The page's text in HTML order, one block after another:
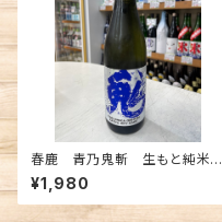
春鹿 青乃鬼斬 生もと純米超
辛口 生原酒 720ml
¥1,980